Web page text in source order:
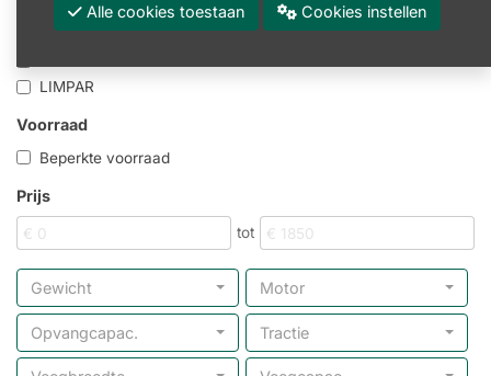
Merk
LIMPAR
Voorraad
Beperkte voorraad
Prijs
tot
Gewicht Motor
Opvangcapac. Tractie
Alle cookies toestaan Cookies instellen